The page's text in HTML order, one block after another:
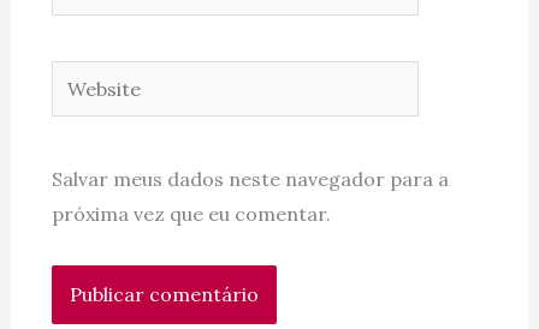
Website
Salvar meus dados neste navegador para a
próxima vez que eu comentar.